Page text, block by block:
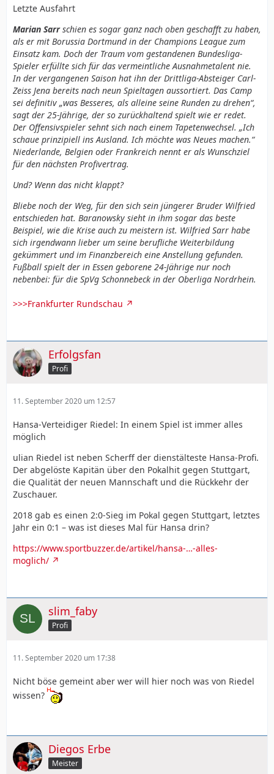
Letzte Ausfahrt
Marian Sarrschien es sogar ganz nach oben geschafft zu haben,
als er mit Borussia Dortmund in der Champions League zum
Einsatz kam. Doch der Traum vom gestandenen Bundesliga-
Spieler erfüllte sich für das vermeintliche Ausnahmetalent nie.
In der vergangenen Saison hat ihn der Drittliga-Absteiger Carl-
Zeiss Jena bereits nach neun Spieltagen aussortiert. Das Camp
sei definitiv „was Besseres, als alleine seine Runden zu drehen“,
sagt der 25-Jährige, der so zurückhaltend spielt wie er redet.
Der Offensivspieler sehnt sich nach einem Tapetenwechsel. „Ich
schaue prinzipiell ins Ausland. Ich möchte was Neues machen.“
Niederlande, Belgien oder Frankreich nennt er als Wunschziel
für den nächsten Profivertrag.
Und? Wenn das nicht klappt?
Bliebe noch der Weg, für den sich sein jüngerer Bruder Wilfried
entschieden hat. Baranowsky sieht in ihm sogar das beste
Beispiel, wie die Krise auch zu meistern ist. Wilfried Sarr habe
sich irgendwann lieber um seine berufliche Weiterbildung
gekümmert und im Finanzbereich eine Anstellung gefunden.
Fußball spielt der in Essen geborene 24-Jährige nur noch
nebenbei: für die SpVg Schonnebeck in der Oberliga Nordrhein.
>>>Frankfurter Rundschau
Erfolgsfan
Profi
11. September 2020 um 12:57
Hansa-Verteidiger Riedel: In einem Spiel ist immer alles
möglich
ulian Riedel ist neben Scherff der dienstälteste Hansa-Profi.
Der abgelöste Kapitän über den Pokalhit gegen Stuttgart,
die Qualität der neuen Mannschaft und die Rückkehr der
Zuschauer.
2018 gab es einen 2:0-Sieg im Pokal gegen Stuttgart, letztes
Jahr ein 0:1 – was ist dieses Mal für Hansa drin?
https://www.sportbuzzer.de/artikel/hansa-…-alles-
moglich/
slim_faby
Profi
11. September 2020 um 17:38
Nicht böse gemeint aber wer will hier noch was von Riedel
wissen?
Diegos Erbe
Meister